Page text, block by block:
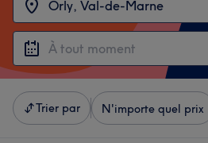
Trier par N'importe quel prix